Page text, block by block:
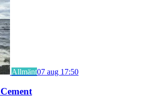
Allmänt07 aug 17:50